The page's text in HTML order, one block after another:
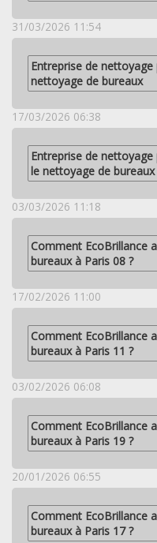
31/03/2026 11:54
Entreprise de
nettoyage de bureaux
17/03/2026 06:38
Entreprise de
le nettoyage de bureaux
03/03/2026 11:18
Comment EcoBrillance
bureaux à Paris 08 ?
17/02/2026 11:00
Comment EcoBrillance
bureaux à Paris 11 ?
03/02/2026 06:08
Comment EcoBrillance
bureaux à Paris 19 ?
20/01/2026 06:55
Comment EcoBrillance
bureaux à Paris 17 ?